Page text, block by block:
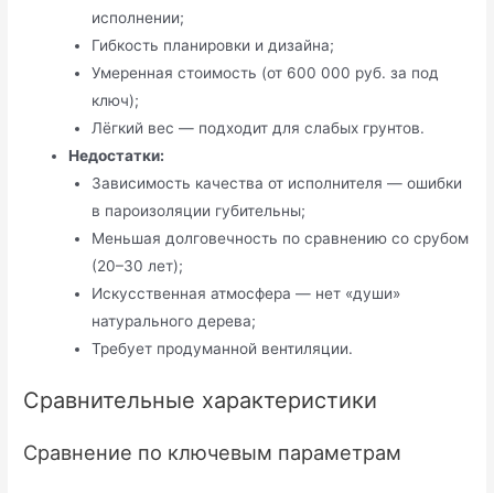
исполнении;
Гибкость планировки и дизайна;
Умеренная стоимость (от 600 000 руб. за под
ключ);
Лёгкий вес — подходит для слабых грунтов.
Недостатки:
Зависимость качества от исполнителя — ошибки
в пароизоляции губительны;
Меньшая долговечность по сравнению со срубом
(20–30 лет);
Искусственная атмосфера — нет «души»
натурального дерева;
Требует продуманной вентиляции.
Сравнительные характеристики
Сравнение по ключевым параметрам